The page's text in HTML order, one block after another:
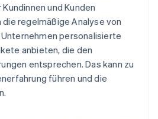
und Kunden
die regelmäßige Analyse von
personalisierte
anbieten, die den
entsprechen. Das kann zu
führen und die